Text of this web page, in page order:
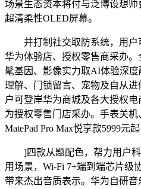
场景生态资本将付与泛博设想
超清柔性OLED屏幕。
并打制社交取防系统，用户
华为体验店、授权零售商采办。
髦基因、影像实力取AI体验深
理解、门锁留言、宠物及自从
户可登岸华为商城及各大授权
为授权零售门店采办。手表关
MatePad Pro Max悦享款5999元
]四款从题配色，帮力用户科
用场景，Wi-Fi 7+端到端芯片级
带来杰出音质表示。华为自研